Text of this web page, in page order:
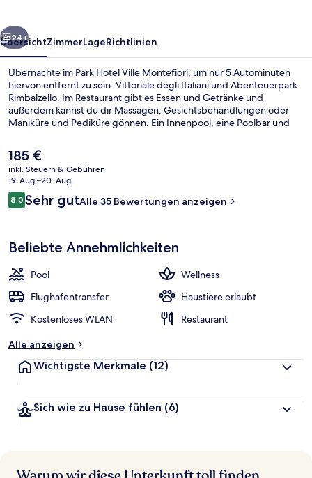
Weiter
24+
ÜbersichtZimmerLageRichtlinien
Übernachte im Park Hotel Ville Montefiori, um nur 5 Autominuten
hiervon entfernt zu sein: Vittoriale degli Italiani und Abenteuerpark
Rimbalzello. Im Restaurant gibt es Essen und Getränke und
außerdem kannst du dir Massagen, Gesichtsbehandlungen oder
Maniküre und Pediküre gönnen. Ein Innenpool, eine Poolbar und
Der
aktuelle
Preis
beträgt
185 €.
185 €
inkl. Steuern & Gebühren
19. Aug.–20. Aug.
Bewertungen
8,08,0 von 10.
Sehr gutAlle 35 Bewertungen anzeigen
Beliebte Annehmlichkeiten
Pool
Wellness
Flughafentransfer
Haustiere erlaubt
Kostenloses WLAN
Restaurant
Alle anzeigen
Wichtigste Merkmale (12)
Sich wie zu Hause fühlen (6)